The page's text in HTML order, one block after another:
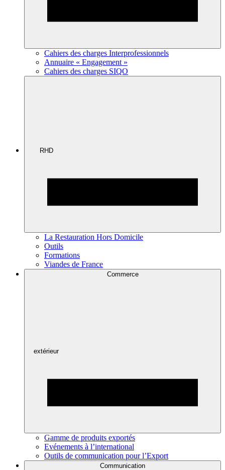
Cahiers des charges Interprofessionnels
Annuaire « Engagement »
Cahiers des charges SIQO
RHD
La Restauration Hors Domicile
Outils
Formations
Viandes de France
Commerce
extérieur
Gamme de produits exportés
Evénements à l’international
Outils de communication pour l’Export
Communication